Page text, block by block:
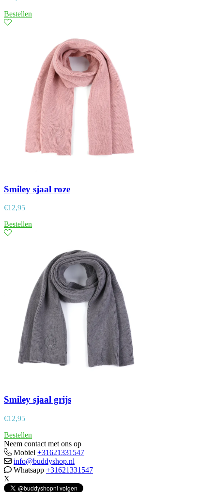
Bestellen
Smiley sjaal roze
€12,95
Bestellen
Smiley sjaal grijs
€12,95
Bestellen
Neem contact met ons op
Mobiel +31621331547
info@buddyshop.nl
Whatsapp +31621331547
X